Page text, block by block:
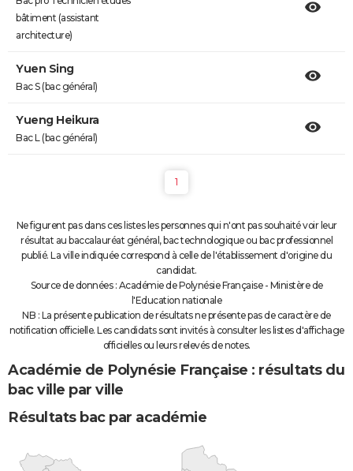
bâtiment (assistant
architecture)
Yuen Sing
Bac S (bac général)
Yueng Heikura
Bac L (bac général)
1
Ne figurent pas dans ces listes les personnes qui n'ont pas souhaité voir leur
résultat au baccalauréat général, bac technologique ou bac professionnel
publié. La ville indiquée correspond à celle de l'établissement d'origine du
candidat.
Source de données : Académie de Polynésie Française - Ministère de
l'Education nationale
NB : La présente publication de résultats ne présente pas de caractère de
notification officielle. Les candidats sont invités à consulter les listes d'affichage
officielles ou leurs relevés de notes.
Académie de Polynésie Française : résultats du
bac ville par ville
Résultats bac par académie